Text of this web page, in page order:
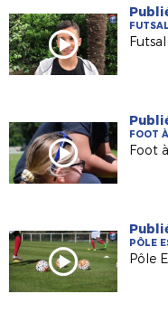
FUTSAL
FOOT
PÔLE